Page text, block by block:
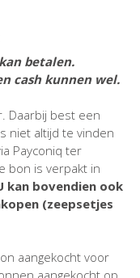
betalen.
cash kunnen wel.
Daarbij best een
niet altijd te vinden
Payconiq ter
bon is verpakt in
kan bovendien ook
(zeepsetjes
aangekocht voor
aangekocht op